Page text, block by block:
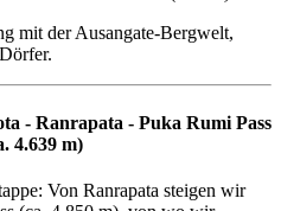
mit der Ausangate-Bergwelt,
- Ranrapata - Puka Rumi Pass
4.639 m)
Von Ranrapata steigen wir